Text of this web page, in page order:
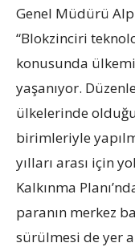
Genel Müdürü
“Blokzinciri
konusunda
yaşanıyor.
ülkelerinde
birimleriyle
yılları arası için
Kalkınma
paranın merkez
sürülmesi de yer